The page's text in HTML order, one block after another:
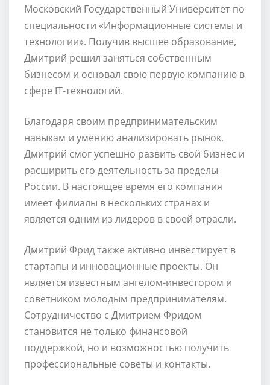
Московский Государственный Университет по
специальности «Информационные системы и
технологии». Получив высшее образование,
Дмитрий решил заняться собственным
бизнесом и основал свою первую компанию в
сфере IT-технологий.
Благодаря своим предпринимательским
навыкам и умению анализировать рынок,
Дмитрий смог успешно развить свой бизнес и
расширить его деятельность за пределы
России. В настоящее время его компания
имеет филиалы в нескольких странах и
является одним из лидеров в своей отрасли.
Дмитрий Фрид также активно инвестирует в
стартапы и инновационные проекты. Он
является известным ангелом-инвестором и
советником молодым предпринимателям.
Сотрудничество с Дмитрием Фридом
становится не только финансовой
поддержкой, но и возможностью получить
профессиональные советы и контакты.